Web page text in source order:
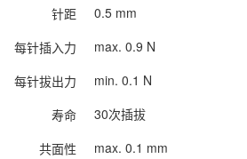
针距
0.5 mm
每针插入力
max. 0.9 N
每针拔出力
min. 0.1 N
寿命
30次插拔
共面性
max. 0.1 mm